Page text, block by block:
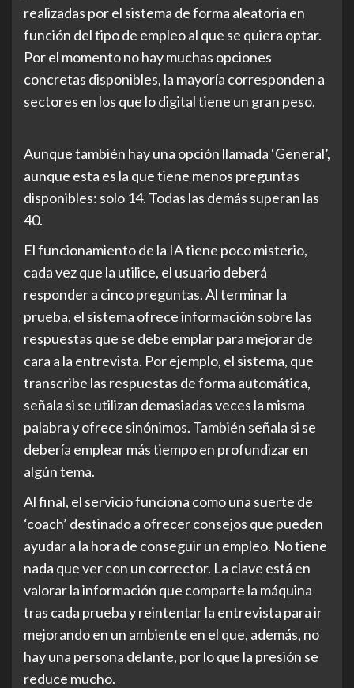
realizadas por el sistema de forma aleatoria en
función del tipo de empleo al que se quiera optar.
Por el momento no hay muchas opciones
concretas disponibles, la mayoría corresponden a
sectores en los que lo digital tiene un gran peso.
Aunque también hay una opción llamada ‘General’,
aunque esta es la que tiene menos preguntas
disponibles: solo 14. Todas las demás superan las
40.
El funcionamiento de la IA tiene poco misterio,
cada vez que la utilice, el usuario deberá
responder a cinco preguntas. Al terminar la
prueba, el sistema ofrece información sobre las
respuestas que se debe emplar para mejorar de
cara a la entrevista. Por ejemplo, el sistema, que
transcribe las respuestas de forma automática,
señala si se utilizan demasiadas veces la misma
palabra y ofrece sinónimos. También señala si se
debería emplear más tiempo en profundizar en
algún tema.
Al final, el servicio funciona como una suerte de
‘coach’ destinado a ofrecer consejos que pueden
ayudar a la hora de conseguir un empleo. No tiene
nada que ver con un corrector. La clave está en
valorar la información que comparte la máquina
tras cada prueba y reintentar la entrevista para ir
mejorando en un ambiente en el que, además, no
hay una persona delante, por lo que la presión se
reduce mucho.